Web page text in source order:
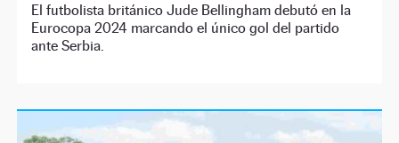
El futbolista británico Jude Bellingham debutó en la
Eurocopa 2024 marcando el único gol del partido
ante Serbia.